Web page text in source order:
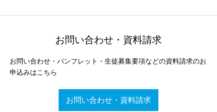
お問い合わせ・資料請求
お問い合わせ・パンフレット・生徒募集要項などの資料請求のお
申込みはこちら
お問い合わせ・資料請求